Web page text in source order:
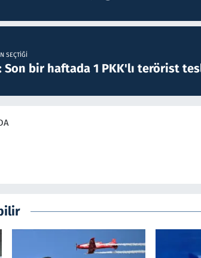
SEÇTIĞI
Son bir haftada 1 PKK'lı terörist